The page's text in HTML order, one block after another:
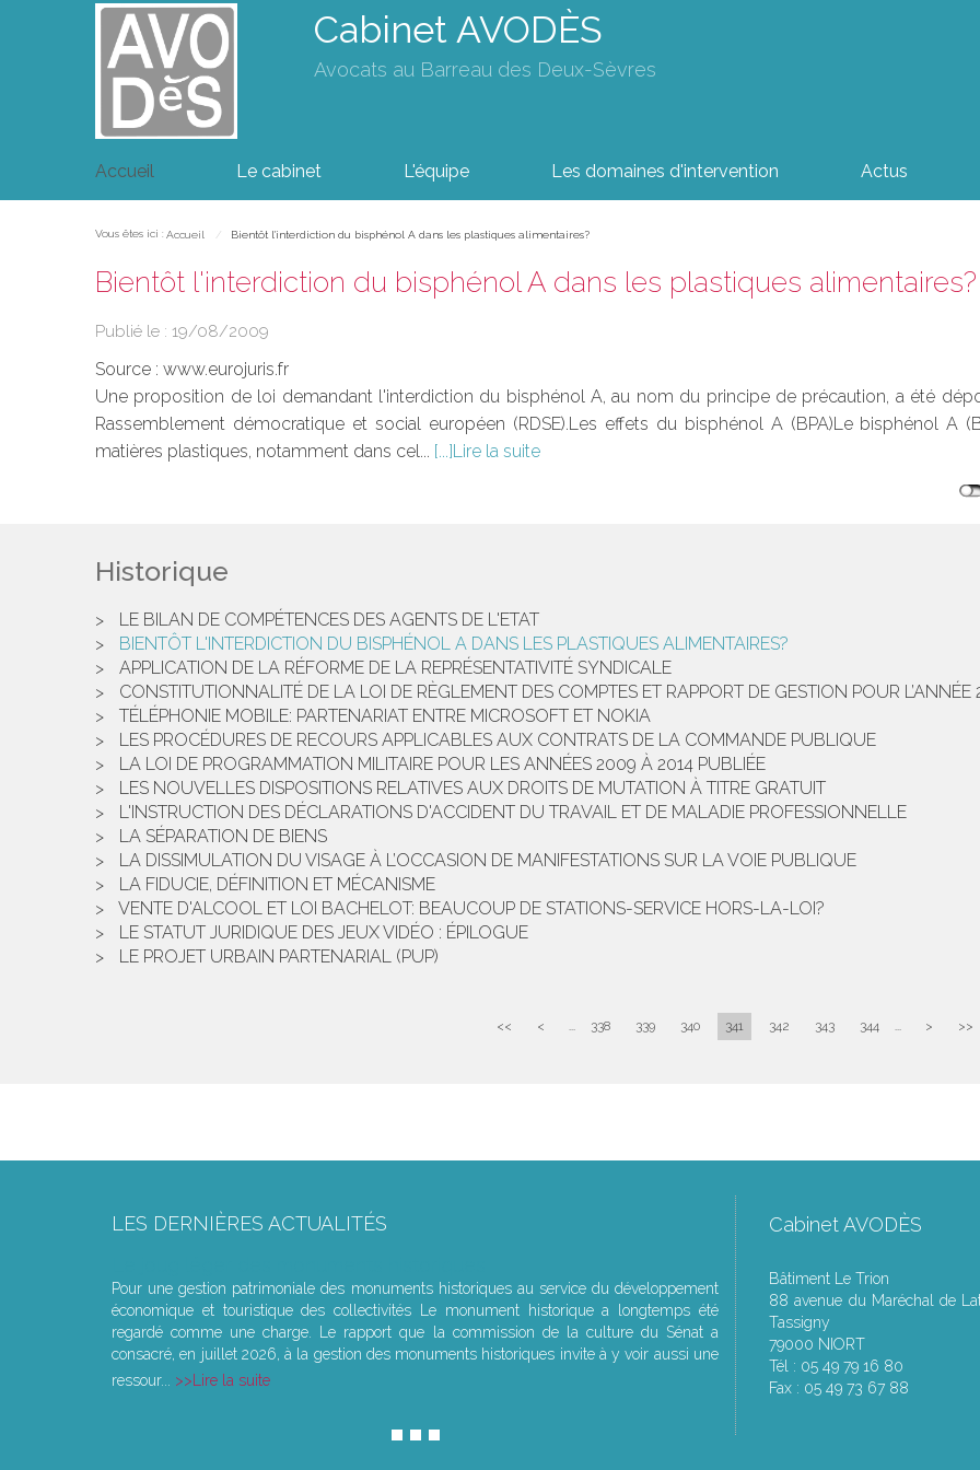
Cabinet AVODÈS
Avocats au Barreau des Deux-Sèvres
Accueil Le cabinet L'équipe Les domaines d'intervention Actus
Vous êtes ici : Accueil Bientôt l'interdiction du bisphénol A dans les plastiques alimentaires?
Bientôt l'interdiction du bisphénol A dans les plastiques alimentaires?
Publié le : 19/08/2009
Source : www.eurojuris.fr
Une proposition de loi demandant l'interdiction du bisphénol A, au nom du principe de précaution, a été
Rassemblement démocratique et social européen (RDSE).Les effets du bisphénol A (BPA)Le bisphénol A
matières plastiques, notamment dans cel...
Lire la suite
Historique
LE BILAN DE COMPÉTENCES DES AGENTS DE L'ETAT
BIENTÔT L'INTERDICTION DU BISPHÉNOL A DANS LES PLASTIQUES ALIMENTAIRES?
APPLICATION DE LA RÉFORME DE LA REPRÉSENTATIVITÉ SYNDICALE
CONSTITUTIONNALITÉ DE LA LOI DE RÈGLEMENT DES COMPTES ET RAPPORT DE GESTION POUR
TÉLÉPHONIE MOBILE: PARTENARIAT ENTRE MICROSOFT ET NOKIA
LES PROCÉDURES DE RECOURS APPLICABLES AUX CONTRATS DE LA COMMANDE PUBLIQUE
LA LOI DE PROGRAMMATION MILITAIRE POUR LES ANNÉES 2009 À 2014 PUBLIÉE
LES NOUVELLES DISPOSITIONS RELATIVES AUX DROITS DE MUTATION À TITRE GRATUIT
L'INSTRUCTION DES DÉCLARATIONS D'ACCIDENT DU TRAVAIL ET DE MALADIE PROFESSIONNELLE
LA SÉPARATION DE BIENS
LA DISSIMULATION DU VISAGE À L’OCCASION DE MANIFESTATIONS SUR LA VOIE PUBLIQUE
LA FIDUCIE, DÉFINITION ET MÉCANISME
VENTE D'ALCOOL ET LOI BACHELOT: BEAUCOUP DE STATIONS-SERVICE HORS-LA-LOI?
LE STATUT JURIDIQUE DES JEUX VIDÉO : ÉPILOGUE
LE PROJET URBAIN PARTENARIAL (PUP)
<< < ... 338 339 340 341 342 343 344 ... > >>
LES DERNIÈRES ACTUALITÉS
Pour une gestion patrimoniale des monuments historiques au service du développement
économique et touristique des collectivités Le monument historique a longtemps été
regardé comme une charge. Le rapport que la commission de la culture du Sénat a
consacré, en juillet 2026, à la gestion des monuments historiques invite à y voir aussi une
ressour...
Lire la suite
Cabinet AVODÈS
Bâtiment Le Trion
88 avenue du Maréchal de
Tassigny
79000 NIORT
Tél : 05 49 79 16 80
Fax : 05 49 73 67 88